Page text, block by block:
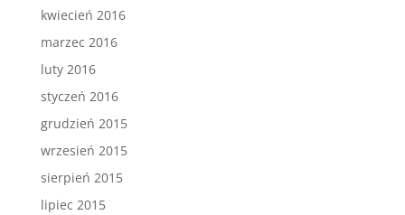
kwiecień 2016
marzec 2016
luty 2016
styczeń 2016
grudzień 2015
wrzesień 2015
sierpień 2015
lipiec 2015